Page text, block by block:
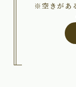
※空きがあ